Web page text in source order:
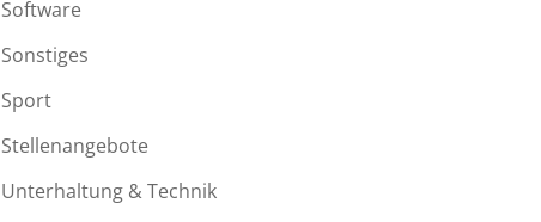
Software
Sonstiges
Sport
Stellenangebote
Unterhaltung & Technik